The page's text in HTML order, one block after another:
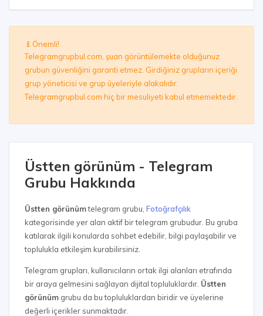
Önemli!
Telegramgrupbul.com, şuan görüntülemekte olduğunuz
grubun güvenliğini garanti etmez. Girdiğiniz grupların içeriği
grup yöneticisi ve grup üyeleriyle alakalıdır.
Telegramgrupbul.com hiç bir mesuliyeti kabul etmemektedir.
Üstten görünüm - Telegram
Grubu Hakkında
Üstten görünümtelegram grubu, Fotoğrafçılık
kategorisinde yer alan aktif bir telegram grubudur. Bu gruba
katılarak ilgili konularda sohbet edebilir, bilgi paylaşabilir ve
toplulukla etkileşim kurabilirsiniz.
Telegram grupları, kullanıcıların ortak ilgi alanları etrafında
bir araya gelmesini sağlayan dijital topluluklardır. Üstten
görünüm grubu da bu topluluklardan biridir ve üyelerine
değerli içerikler sunmaktadır.